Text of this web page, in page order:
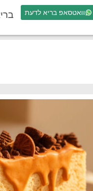
וואטסאפ בריא לדעת